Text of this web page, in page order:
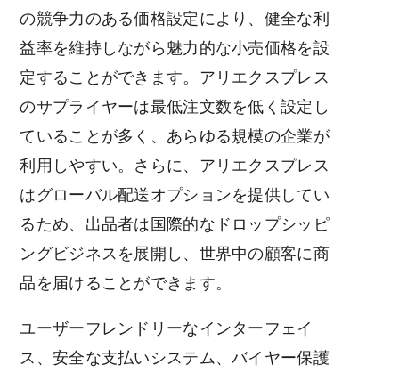
の競争力のある価格設定により、健全な利
益率を維持しながら魅力的な小売価格を設
定することができます。アリエクスプレス
のサプライヤーは最低注文数を低く設定し
ていることが多く、あらゆる規模の企業が
利用しやすい。さらに、アリエクスプレス
はグローバル配送オプションを提供してい
るため、出品者は国際的なドロップシッピ
ングビジネスを展開し、世界中の顧客に商
品を届けることができます。
ユーザーフレンドリーなインターフェイ
ス、安全な支払いシステム、バイヤー保護